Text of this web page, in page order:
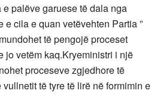
palëve garuese të dala nga
cila e quan vetëvehten Partia ”
të pengojë proceset
jo vetëm kaq.Kryeministri i një
proceseve zgjedhore të
të tyre të lirë në formimin e